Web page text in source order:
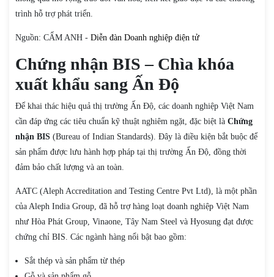
trình hỗ trợ phát triển.
Nguồn: CẨM ANH - Diễn đàn Doanh nghiệp điện tử
Chứng nhận BIS – Chìa khóa
xuất khẩu sang Ấn Độ
Để khai thác hiệu quả thị trường Ấn Độ, các doanh nghiệp Việt Nam
cần đáp ứng các tiêu chuẩn kỹ thuật nghiêm ngặt, đặc biệt là Chứng
nhận BIS (Bureau of Indian Standards). Đây là điều kiện bắt buộc để
sản phẩm được lưu hành hợp pháp tại thị trường Ấn Độ, đồng thời
đảm bảo chất lượng và an toàn.
AATC (Aleph Accreditation and Testing Centre Pvt Ltd), là một phần
của Aleph India Group, đã hỗ trợ hàng loạt doanh nghiệp Việt Nam
như Hòa Phát Group, Vinaone, Tây Nam Steel và Hyosung đạt được
chứng chỉ BIS. Các ngành hàng nổi bật bao gồm:
Sắt thép và sản phẩm từ thép